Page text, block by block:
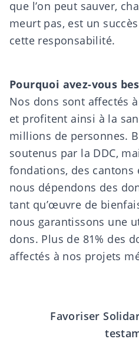
que l’on peut sauver,
meurt pas, est un
cette responsabilité.
Pourquoi avez-vous
Nos dons sont affectés
et profitent ainsi à la
millions de personnes.
soutenus par la DDC,
fondations, des cantons
nous dépendons des
tant qu’œuvre de
nous garantissons une
dons. Plus de 81% des
affectés à nos projets
Favoriser